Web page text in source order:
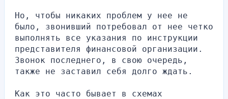
Но, чтобы никаких проблем у нее не
было, звонивший потребовал от нее четко
выполнять все указания по инструкции
представителя финансовой организации.
Звонок последнего, в свою очередь,
также не заставил себя долго ждать.
Как это часто бывает в схемах